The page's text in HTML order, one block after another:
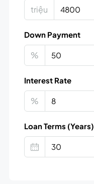
triệu
Down Payment
%
Interest Rate
%
Loan Terms (Years)